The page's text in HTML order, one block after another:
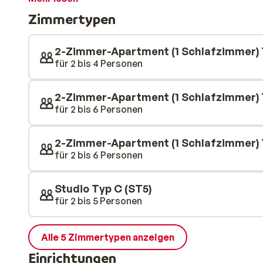
Woche über unterhalten werden.
Zimmertypen
2-Zimmer-Apartment (1 Schlafzimmer)
für 2 bis 4 Personen
2-Zimmer-Apartment (1 Schlafzimmer)
für 2 bis 6 Personen
2-Zimmer-Apartment (1 Schlafzimmer)
für 2 bis 6 Personen
Studio Typ C (ST5)
für 2 bis 5 Personen
Alle 5 Zimmertypen anzeigen
Einrichtungen